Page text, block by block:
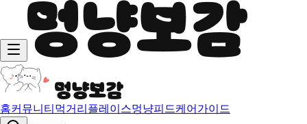
홈커뮤니티 먹거리 플레이스멍냥피드케어가이드